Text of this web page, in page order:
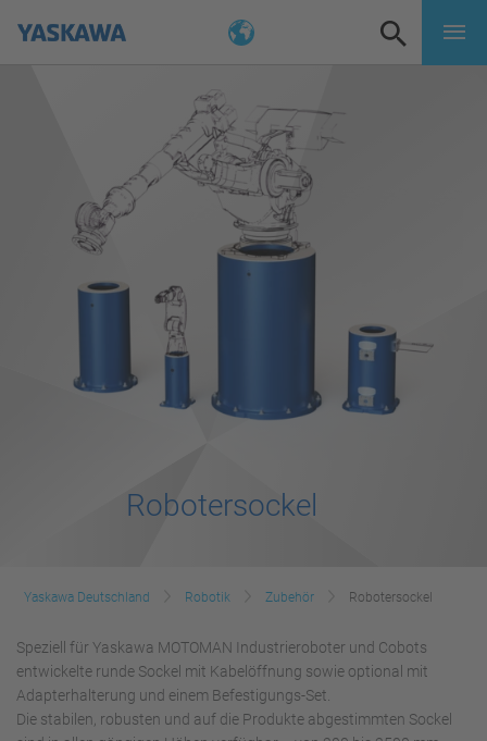
Robotersockel
Yaskawa Deutschland Robotik Zubehör Robotersockel
Speziell für Yaskawa MOTOMAN Industrieroboter und Cobots
entwickelte runde Sockel mit Kabelöffnung sowie optional mit
Adapterhalterung und einem Befestigungs-Set.
Die stabilen, robusten und auf die Produkte abgestimmten Sockel